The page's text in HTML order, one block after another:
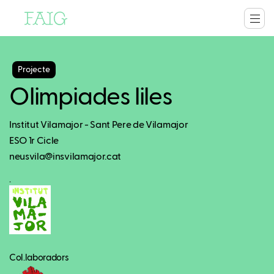
Projecte
Olimpiades liles
Institut Vilamajor - Sant Pere de Vilamajor
ESO 1r Cicle
neusvila@insvilamajor.cat
.
Col.laboradors